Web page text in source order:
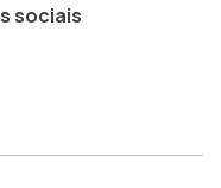
sociais
ao